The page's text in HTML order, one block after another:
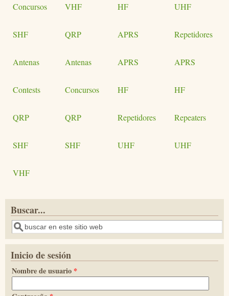
Concursos VHF HF UHF
SHF QRP APRS Repetidores
Antenas Antenas APRS APRS
Contests Concursos HF HF
QRP QRP Repetidores Repeaters
SHF SHF UHF UHF
VHF
Buscar...
Buscar
Inicio de sesión
Nombre de usuario *